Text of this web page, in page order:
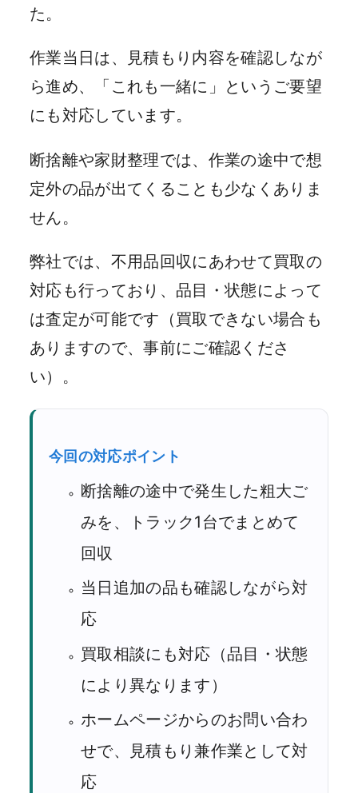
た。
作業当日は、見積もり内容を確認しなが
ら進め、「これも一緒に」というご要望
にも対応しています。
断捨離や家財整理では、作業の途中で想
定外の品が出てくることも少なくありま
せん。
弊社では、不用品回収にあわせて買取の
対応も行っており、品目・状態によって
は査定が可能です（買取できない場合も
ありますので、事前にご確認くださ
い）。
今回の対応ポイント
断捨離の途中で発生した粗大ご
みを、トラック1台でまとめて
回収
当日追加の品も確認しながら対
応
買取相談にも対応（品目・状態
により異なります）
ホームページからのお問い合わ
せで、見積もり兼作業として対
応